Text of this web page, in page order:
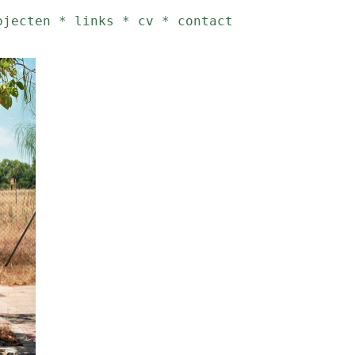
* links * cv * contact